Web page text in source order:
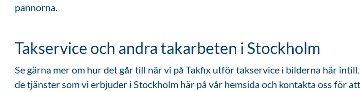
pannorna.
Takservice och andra takarbeten i Stockholm
Se gärna mer om hur det går till när vi på Takfix utför takservice i bilderna här
de tjänster som vi erbjuder i Stockholm här på vår hemsida och kontakta oss för